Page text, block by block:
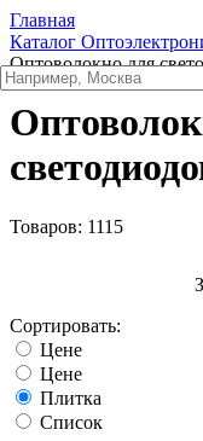
Главная
Каталог
Оптоволокно для
Товаров: 1115
Сортировать:
Цене
Цене
Плитка
Список